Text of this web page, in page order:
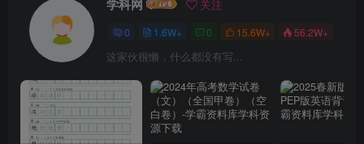
学科网 关注
0 1.6W+ 0 15.6W+ 56.2W+
这家伙很懒，什么都没有写...